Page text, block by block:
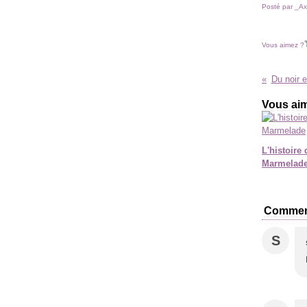
Posté par
Vous aimez ?
Du noir
Vous
L'histoire
S